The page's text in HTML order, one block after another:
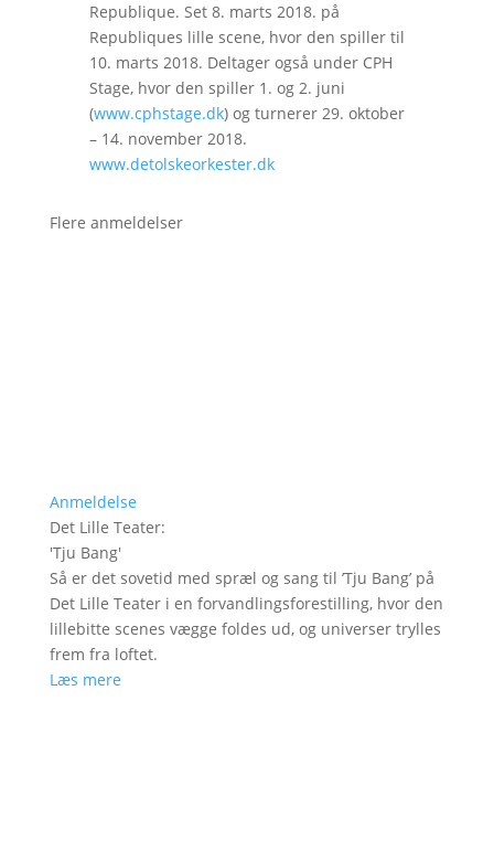
Republique. Set 8. marts 2018. på
Republiques lille scene, hvor den spiller til
10. marts 2018. Deltager også under CPH
Stage, hvor den spiller 1. og 2. juni
(www.cphstage.dk) og turnerer 29. oktober
– 14. november 2018.
www.detolskeorkester.dk
Flere anmeldelser
Anmeldelse
Det Lille Teater:
'Tju Bang'
Så er det sovetid med spræl og sang til ’Tju Bang’ på
Det Lille Teater i en forvandlingsforestilling, hvor den
lillebitte scenes vægge foldes ud, og universer trylles
frem fra loftet.
Læs mere